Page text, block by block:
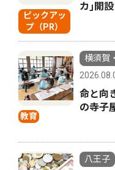
ピックアッ
プ（PR）
カ｣開設
教育
横須賀
命と向
の寺子
八王子